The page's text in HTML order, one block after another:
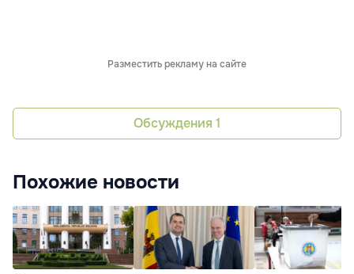
Разместить рекламу на сайте
Обсуждения 1
Похожие новости